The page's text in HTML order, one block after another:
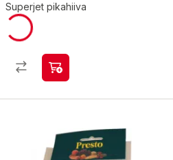
Superjet pikahiiva